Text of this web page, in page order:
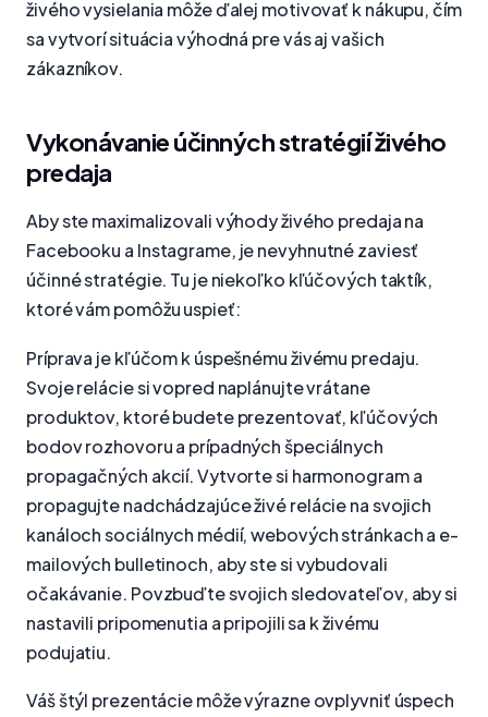
živého vysielania môže ďalej motivovať k nákupu, čím
sa vytvorí situácia výhodná pre vás aj vašich
zákazníkov.
Vykonávanie účinných stratégií živého
predaja
Aby ste maximalizovali výhody živého predaja na
Facebooku a Instagrame, je nevyhnutné zaviesť
účinné stratégie. Tu je niekoľko kľúčových taktík,
ktoré vám pomôžu uspieť:
Príprava je kľúčom k úspešnému živému predaju.
Svoje relácie si vopred naplánujte vrátane
produktov, ktoré budete prezentovať, kľúčových
bodov rozhovoru a prípadných špeciálnych
propagačných akcií. Vytvorte si harmonogram a
propagujte nadchádzajúce živé relácie na svojich
kanáloch sociálnych médií, webových stránkach a e-
mailových bulletinoch, aby ste si vybudovali
očakávanie. Povzbuďte svojich sledovateľov, aby si
nastavili pripomenutia a pripojili sa k živému
podujatiu.
Váš štýl prezentácie môže výrazne ovplyvniť úspech